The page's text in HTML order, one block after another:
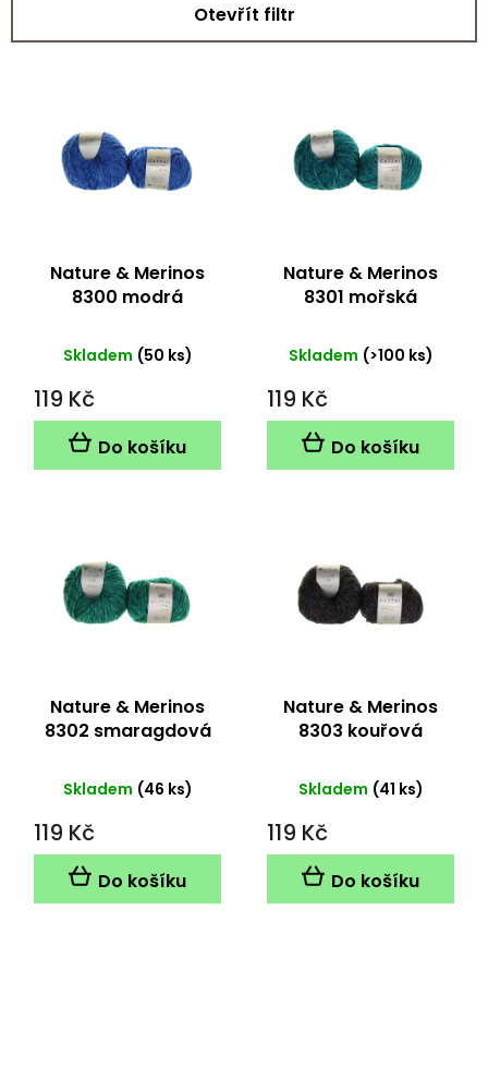
Otevřít filtr
Nature & Merinos
8300 modrá
Skladem (50 ks)
119 Kč
Do košíku
Nature & Merinos
8301 mořská
Skladem (>100 ks)
119 Kč
Do košíku
Nature & Merinos
8302 smaragdová
Skladem (46 ks)
119 Kč
Do košíku
Nature & Merinos
8303 kouřová
Skladem (41 ks)
119 Kč
Do košíku